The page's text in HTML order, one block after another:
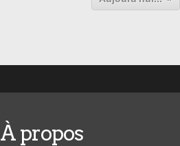
À propos